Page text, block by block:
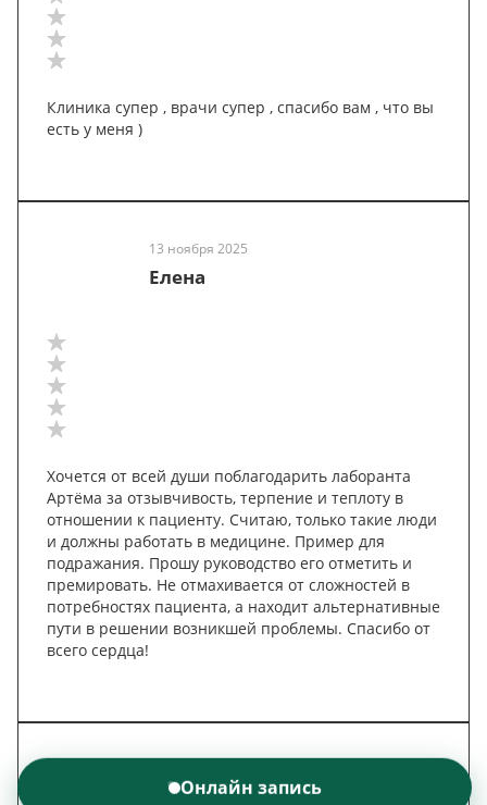
Клиника супер , врачи супер , спасибо вам , что вы
есть у меня )
13 ноября 2025
Елена
Хочется от всей души поблагодарить лаборанта
Артёма за отзывчивость, терпение и теплоту в
отношении к пациенту. Считаю, только такие люди
и должны работать в медицине. Пример для
подражания. Прошу руководство его отметить и
премировать. Не отмахивается от сложностей в
потребностях пациента, а находит альтернативные
пути в решении возникшей проблемы. Спасибо от
всего сердца!
АллаОнлайн запись